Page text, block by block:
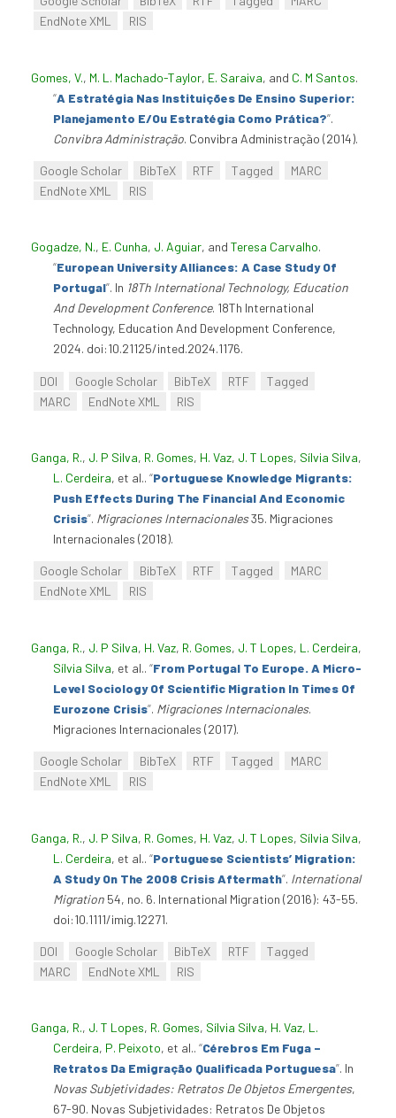
EndNote XML
RIS
Gomes, V., M. L. Machado-Taylor, E. Saraiva, and C. M Santos.
“A Estratégia Nas Instituições De Ensino Superior:
Planejamento E/Ou Estratégia Como Prática?”.
Convibra Administração. Convibra Administração (2014).
Google Scholar BibTeX RTF Tagged
MARC
EndNote XML
RIS
Gogadze, N., E. Cunha, J. Aguiar, and Teresa Carvalho.
“European University Alliances: A Case Study Of
Portugal”. In 18Th International Technology, Education
And Development Conference. 18Th International
Technology, Education And Development Conference,
2024. doi:10.21125/inted.2024.1176.
DOI Google Scholar BibTeX RTF
Tagged
MARC
EndNote XML RIS
Ganga, R., J. P Silva, R. Gomes, H. Vaz, J. T Lopes, Sílvia Silva,
L. Cerdeira, et al.. “Portuguese Knowledge Migrants:
Push Effects During The Financial And Economic
Crisis”. Migraciones Internacionales35. Migraciones
Internacionales (2018).
Google Scholar BibTeX RTF Tagged
MARC
EndNote XML
RIS
Ganga, R., J. P Silva, H. Vaz, R. Gomes, J. T Lopes, L. Cerdeira,
Sílvia Silva, et al.. “From Portugal To Europe. A Micro-
Level Sociology Of Scientific Migration In Times Of
Eurozone Crisis”. Migraciones Internacionales.
Migraciones Internacionales (2017).
Google Scholar BibTeX RTF Tagged
MARC
EndNote XML
RIS
Ganga, R., J. P Silva, R. Gomes, H. Vaz, J. T Lopes, Sílvia Silva,
L. Cerdeira, et al.. “Portuguese Scientists’ Migration:
A Study On The 2008 Crisis Aftermath”. International
Migration 54, no. 6. International Migration (2016): 43-55.
doi:10.1111/imig.12271.
DOI Google Scholar BibTeX RTF
Tagged
MARC
EndNote XML RIS
Ganga, R., J. T Lopes, R. Gomes, Sílvia Silva, H. Vaz, L.
Cerdeira, P. Peixoto, et al.. “Cérebros Em Fuga –
Retratos Da Emigração Qualificada Portuguesa”. In
Novas Subjetividades: Retratos De Objetos Emergentes,
67-90. Novas Subjetividades: Retratos De Objetos